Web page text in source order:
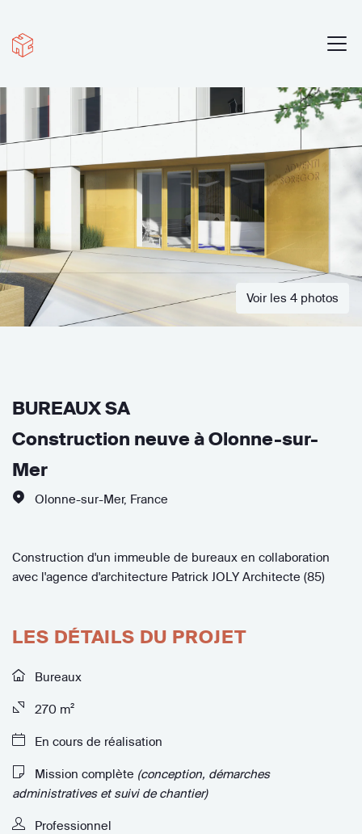
Voir les 4 photos
BUREAUX SA
Construction neuve à Olonne-sur-
Mer
Olonne-sur-Mer, France
Construction d'un immeuble de bureaux en collaboration
avec l'agence d'architecture Patrick JOLY Architecte (85)
LES DÉTAILS DU PROJET
Bureaux
270 m²
En cours de réalisation
Mission complète (conception, démarches
administratives et suivi de chantier)
Professionnel